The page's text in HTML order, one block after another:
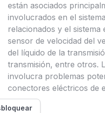
están asociados
involucrados en el
relacionados y el
sensor de velocidad del
del líquido de la
transmisión, entre otros.
involucra problemas
conectores eléctricos de